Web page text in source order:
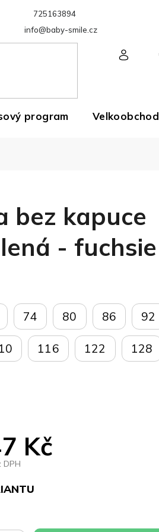
725163894
info@baby-smile.cz
program Velkoobchod
bez kapuce
- fuchsie
Kč
DPH
74 80 86 92
116 122 128